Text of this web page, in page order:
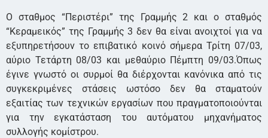
Ο σταθμος “Περιστέρι” της Γραμμής 2 και ο σταθμός
“Κεραμεικός” της Γραμμής 3 δεν θα είναι ανοιχτοί για να
εξυπηρετήσουν το επιβατικό κοινό σήμερα Τρίτη 07/03,
αύριο Τετάρτη 08/03 και μεθαύριο Πέμπτη 09/03.Όπως
έγινε γνωστό οι συρμοί θα διέρχονται κανόνικα από τις
συγκεκριμένες στάσεις ωστόσο δεν θα σταματούν
εξαιτίας των τεχνικών εργασίων που πραγματοποιούνται
για την εγκατάσταση του αυτόματου μηχανήματος
συλλογής κομίστρου.